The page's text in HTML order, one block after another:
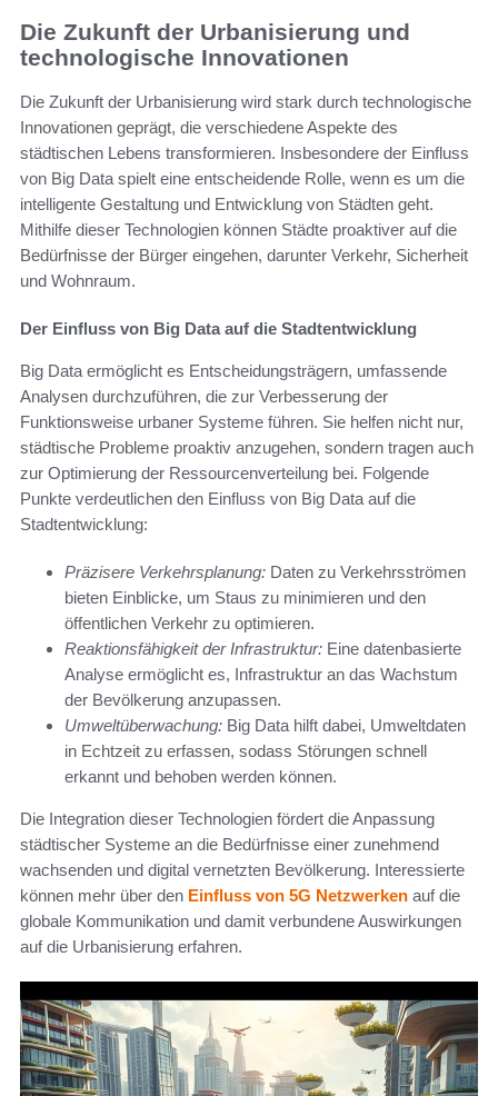
Die Zukunft der Urbanisierung und
technologische Innovationen
Die Zukunft der Urbanisierung wird stark durch technologische
Innovationen geprägt, die verschiedene Aspekte des
städtischen Lebens transformieren. Insbesondere der Einfluss
von Big Data spielt eine entscheidende Rolle, wenn es um die
intelligente Gestaltung und Entwicklung von Städten geht.
Mithilfe dieser Technologien können Städte proaktiver auf die
Bedürfnisse der Bürger eingehen, darunter Verkehr, Sicherheit
und Wohnraum.
Der Einfluss von Big Data auf die Stadtentwicklung
Big Data ermöglicht es Entscheidungsträgern, umfassende
Analysen durchzuführen, die zur Verbesserung der
Funktionsweise urbaner Systeme führen. Sie helfen nicht nur,
städtische Probleme proaktiv anzugehen, sondern tragen auch
zur Optimierung der Ressourcenverteilung bei. Folgende
Punkte verdeutlichen den Einfluss von Big Data auf die
Stadtentwicklung:
Präzisere Verkehrsplanung: Daten zu Verkehrsströmen
bieten Einblicke, um Staus zu minimieren und den
öffentlichen Verkehr zu optimieren.
Reaktionsfähigkeit der Infrastruktur: Eine datenbasierte
Analyse ermöglicht es, Infrastruktur an das Wachstum
der Bevölkerung anzupassen.
Umweltüberwachung: Big Data hilft dabei, Umweltdaten
in Echtzeit zu erfassen, sodass Störungen schnell
erkannt und behoben werden können.
Die Integration dieser Technologien fördert die Anpassung
städtischer Systeme an die Bedürfnisse einer zunehmend
wachsenden und digital vernetzten Bevölkerung. Interessierte
können mehr über den Einfluss von 5G Netzwerken auf die
globale Kommunikation und damit verbundene Auswirkungen
auf die Urbanisierung erfahren.